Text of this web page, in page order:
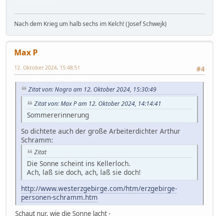
Nach dem Krieg um halb sechs im Kelch! (Josef Schwejk)
Max P
#4
12. Oktober 2024, 15:48:51
Zitat von: Nogro am 12. Oktober 2024, 15:30:49
Zitat von: Max P am 12. Oktober 2024, 14:14:41
Sommererinnerung
So dichtete auch der große Arbeiterdichter Arthur
Schramm:
Zitat
Die Sonne scheint ins Kellerloch.
Ach, laß sie doch, ach, laß sie doch!
http://www.westerzgebirge.com/htm/erzgebirge-
personen-schramm.htm
Schaut nur, wie die Sonne lacht -